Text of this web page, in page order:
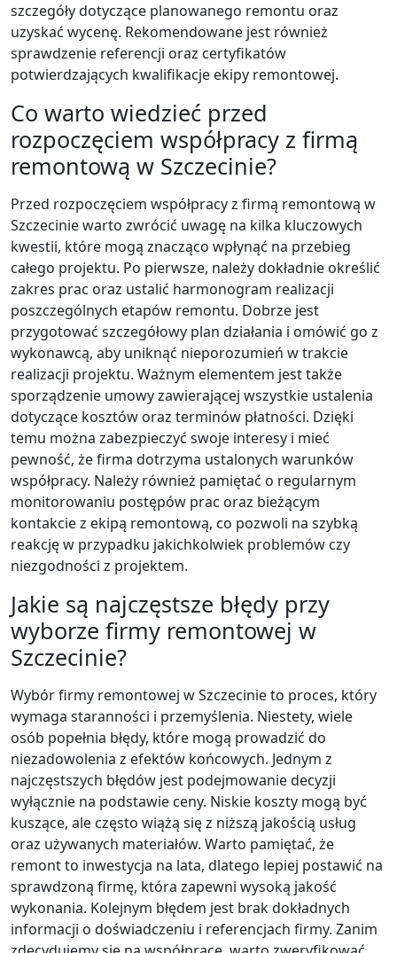
szczegóły dotyczące planowanego remontu oraz
uzyskać wycenę. Rekomendowane jest również
sprawdzenie referencji oraz certyfikatów
potwierdzających kwalifikacje ekipy remontowej.
Co warto wiedzieć przed
rozpoczęciem współpracy z firmą
remontową w Szczecinie?
Przed rozpoczęciem współpracy z firmą remontową w
Szczecinie warto zwrócić uwagę na kilka kluczowych
kwestii, które mogą znacząco wpłynąć na przebieg
całego projektu. Po pierwsze, należy dokładnie określić
zakres prac oraz ustalić harmonogram realizacji
poszczególnych etapów remontu. Dobrze jest
przygotować szczegółowy plan działania i omówić go z
wykonawcą, aby uniknąć nieporozumień w trakcie
realizacji projektu. Ważnym elementem jest także
sporządzenie umowy zawierającej wszystkie ustalenia
dotyczące kosztów oraz terminów płatności. Dzięki
temu można zabezpieczyć swoje interesy i mieć
pewność, że firma dotrzyma ustalonych warunków
współpracy. Należy również pamiętać o regularnym
monitorowaniu postępów prac oraz bieżącym
kontakcie z ekipą remontową, co pozwoli na szybką
reakcję w przypadku jakichkolwiek problemów czy
niezgodności z projektem.
Jakie są najczęstsze błędy przy
wyborze firmy remontowej w
Szczecinie?
Wybór firmy remontowej w Szczecinie to proces, który
wymaga staranności i przemyślenia. Niestety, wiele
osób popełnia błędy, które mogą prowadzić do
niezadowolenia z efektów końcowych. Jednym z
najczęstszych błędów jest podejmowanie decyzji
wyłącznie na podstawie ceny. Niskie koszty mogą być
kuszące, ale często wiążą się z niższą jakością usług
oraz używanych materiałów. Warto pamiętać, że
remont to inwestycja na lata, dlatego lepiej postawić na
sprawdzoną firmę, która zapewni wysoką jakość
wykonania. Kolejnym błędem jest brak dokładnych
informacji o doświadczeniu i referencjach firmy. Zanim